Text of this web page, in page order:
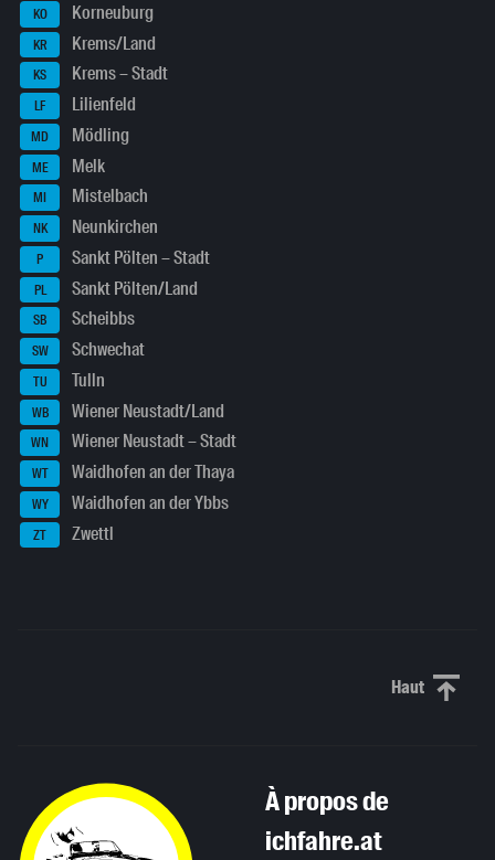
KO Korneuburg
KR Krems/Land
KS Krems – Stadt
LF Lilienfeld
MD Mödling
ME Melk
MI Mistelbach
NK Neunkirchen
P Sankt Pölten – Stadt
PL Sankt Pölten/Land
SB Scheibbs
SW Schwechat
TU Tulln
WB Wiener Neustadt/Land
WN Wiener Neustadt – Stadt
WT Waidhofen an der Thaya
WY Waidhofen an der Ybbs
ZT Zwettl
HautHaut de
À propos de
ichfahre.at